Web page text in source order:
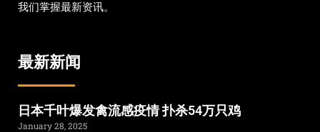
我们掌握最新资讯。
最新新闻
日本千叶爆发禽流感疫情 扑杀54万只鸡
January 28, 2025